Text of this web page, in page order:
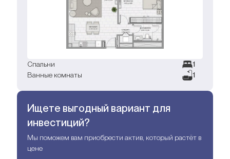
Спальни
1
Ванные комнаты
1
Ищете выгодный вариант для
инвестиций?
Мы поможем вам приобрести актив, который растёт в
цене